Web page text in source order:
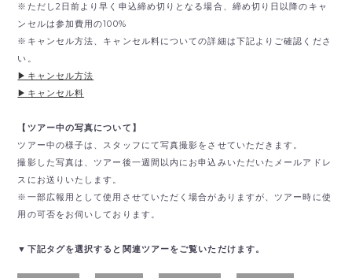
※ただし2日前より早く申込締め切りとなる場合、締め切り日以降のキャ
ンセルは参加費用の100%
※キャンセル方法、キャンセル料についての詳細は下記よりご確認くださ
い。
▶︎キャンセル方法
▶︎キャンセル料
【ツアー中の写真について】
ツアー中の様子は、スタッフにて写真撮影をさせていただきます。
撮影した写真は、ツアー後一週間以内にお申込みいただいたメールアドレ
スにお送りいたします。
※一部広報用として使用させていただく場合がありますが、ツアー時に使
用の可否をお伺いしております。
▼下記タグを選択すると関連ツアーをご覧いただけます。